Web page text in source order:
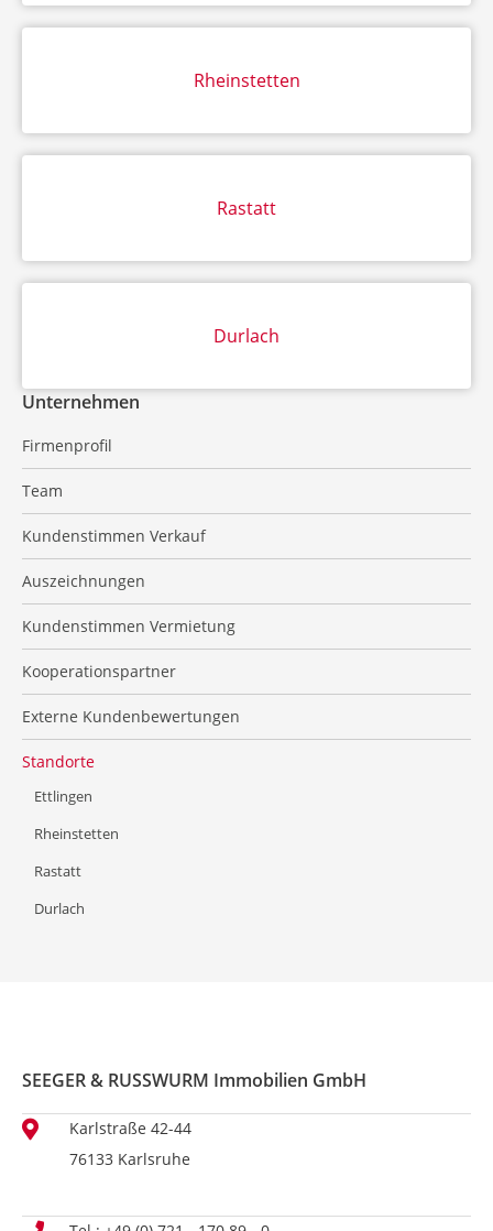
Unternehmen
Firmenprofil
Team
Kundenstimmen Verkauf
Auszeichnungen
Kundenstimmen Vermietung
Kooperationspartner
Externe Kundenbewertungen
Standorte
Ettlingen
Rheinstetten
Rastatt
Durlach
Rheinstetten
Rastatt
Durlach
SEEGER & RUSSWURM Immobilien GmbH
Karlstraße 42-44
76133 Karlsruhe